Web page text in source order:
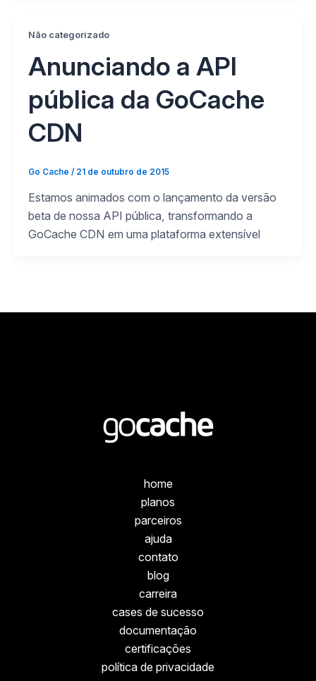
Não categorizado
Anunciando a API
pública da GoCache
CDN
Go Cache / 21 de outubro de 2015
Estamos animados com o lançamento da versão
beta de nossa API pública, transformando a
GoCache CDN em uma plataforma extensível
home
planos
parceiros
ajuda
contato
blog
carreira
cases de sucesso
documentação
certificações
política de privacidade